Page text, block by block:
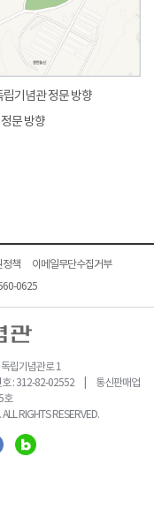
기념관 정문 방향
문 방향
정책
이메일무단수집거부
0625
립기념관로 1
: 312-82-02552 | 통신판매업
호
RIGHTS RESERVED.